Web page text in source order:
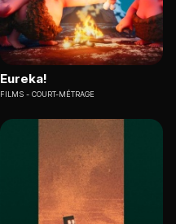
Eureka!
FILMS COURT-MÉTRAGE